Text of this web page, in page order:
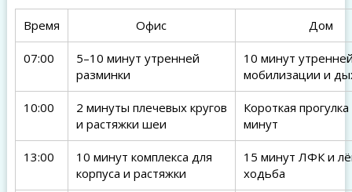
Время Офис Дом
07:00
5–10 минут утренней
разминки
10 минут
мобилизации и
10:00
2 минуты плечевых кругов
и растяжки шеи
Короткая
минут
13:00
10 минут комплекса для
корпуса и растяжки
15 минут ЛФК и
ходьба